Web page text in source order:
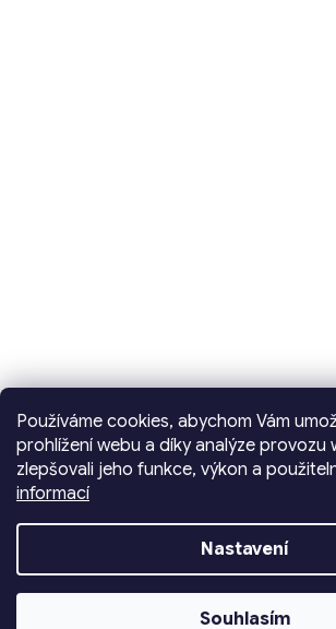
Používáme cookies, abychom Vám
prohlížení webu a díky analýze provozu
zlepšovali jeho funkce, výkon a
informací
Nastavení
Souhlasím
Vytvořil Shoptet
Copyright 2026Dencop
Všechna práva